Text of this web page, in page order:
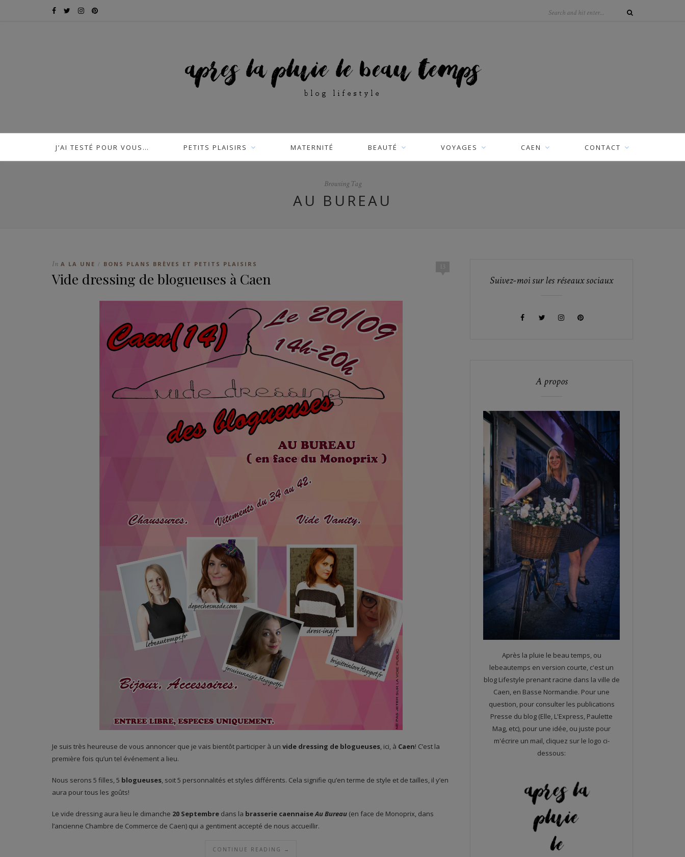
J’AI TESTÉ POUR VOUS… PETITS PLAISIRS MATERNITÉ BEAUTÉ VOYAGES CAEN CONTACT
Browsing Tag
AU BUREAU
13
In A LA UNE / BONS PLANS BRÈVES ET PETITS PLAISIRS
Vide dressing de blogueuses à Caen
Je suis très heureuse de vous annoncer que je vais bientôt participer à un vide dressing de blogueuses, ici, à Caen! C’est la
première fois qu’un tel événement a lieu.
Nous serons 5 filles, 5 blogueuses, soit 5 personnalités et styles différents. Cela signifie qu’en terme de style et de tailles, il y’en
aura pour tous les goûts!
Le vide dressing aura lieu le dimanche 20 Septembre dans la brasserie caennaiseAu Bureau (en face de Monoprix, dans
l’ancienne Chambre de Commerce de Caen) qui a gentiment accepté de nous accueillir.
CONTINUE READING →
Suivez-moi sur les réseaux sociaux
A propos
Après la pluie le beau temps, ou
lebeautemps en version courte, c'est un
blog Lifestyle prenant racine dans la ville de
Caen, en Basse Normandie. Pour une
question, pour consulter les publications
Presse du blog (Elle, L'Express, Paulette
Mag, etc), pour une idée, ou juste pour
m'écrire un mail, cliquez sur le logo ci-
dessous: